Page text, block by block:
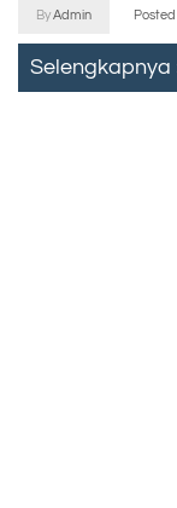
ByAdmin Posted
Selengkapnya